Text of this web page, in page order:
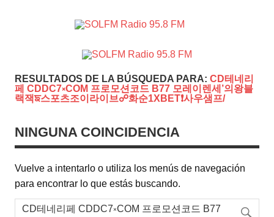
95.8 FM
Crevillente, Radio en Vega Baja y Radio en el Medio
Vinalopó
RESULTADOS DE LA BÚSQUEDA PARA: CD테네리
페 CDDC7༝COM 프로모션코드 B77 모레이렌세’의왕블
랙잭ਙ스포츠조이라이브☍화순1XBET❗사우샘프/
NINGUNA COINCIDENCIA
Vuelve a intentarlo o utiliza los menús de navegación
para encontrar lo que estás buscando.